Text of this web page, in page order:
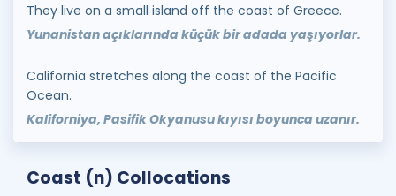
They live on a small island off the coast of Greece.
Yunanistan açıklarında küçük bir adada yaşıyorlar.
California stretches along the coast of the Pacific
Ocean.
Kaliforniya, Pasifik Okyanusu kıyısı boyunca uzanır.
Coast (n) Collocations